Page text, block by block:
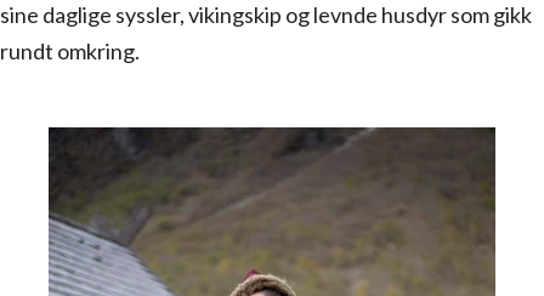
sine daglige syssler, vikingskip og levnde husdyr som gikk
rundt omkring.